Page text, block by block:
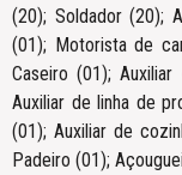
(20); Soldador (20);
(01); Motorista de
Caseiro (01);
Auxiliar de linha de
(01); Auxiliar de
Padeiro (01);